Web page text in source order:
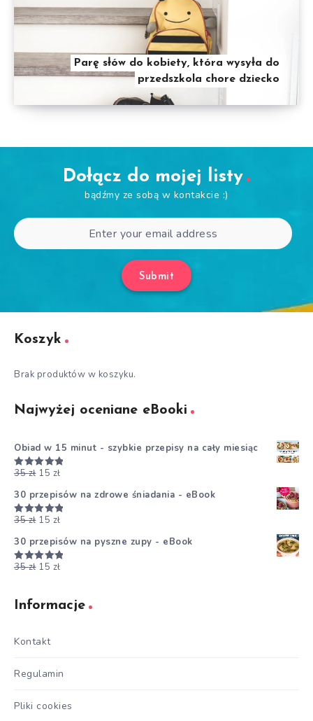
Parę słów do kobiety, która wysyła do
przedszkola chore dziecko
Dołącz do mojej listy
bądźmy ze sobą w kontakcie :)
Submit
Koszyk
Brak produktów w koszyku.
Najwyżej oceniane eBooki
Obiad w 15 minut - szybkie przepisy na cały miesiąc
Oceniono
35zł 15 zł
30 przepisów na zdrowe śniadania - eBook
Oceniono
35zł 15 zł
30 przepisów na pyszne zupy - eBook
Oceniono
35zł 15 zł
Informacje
Kontakt
Regulamin
Pliki cookies